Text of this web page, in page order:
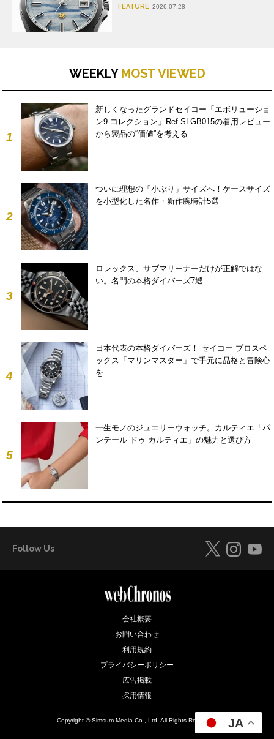
FEATURE 2026.07.28
WEEKLY MOST VIEWED
1
新しくなったグランドセイコー「エボリューショ
ン9 コレクション」Ref.SLGB015の着用レビュー
から製品の“価値”を考える
2
ついに理想の「小ぶり」サイズへ！ケースサイズ
を小型化した名作・新作腕時計5選
3
ロレックス、サブマリーナーだけが正解ではな
い。名門の本格ダイバーズ7選
4
日本代表の本格ダイバーズ！ セイコー プロスペ
ックス「マリンマスター」で手元に品格と冒険心
を
5
一生モノのジュエリーウォッチ。カルティエ「パ
ンテール ドゥ カルティエ」の魅力と選び方
Follow Us
会社概要
お問い合わせ
利用規約
プライバシーポリシー
広告掲載
採用情報
Copyright © Simsum Media Co., Ltd. All Rights Reserved. JA